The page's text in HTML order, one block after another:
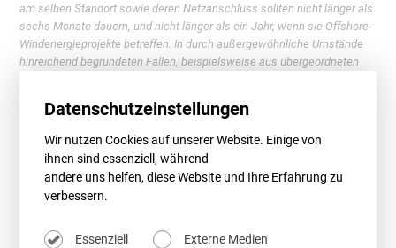
am selben Standort sowie deren Netzanschluss sollten nicht länger als
sechs Monate dauern, und nicht länger als ein Jahr, wenn sie Offshore-
Windenergieprojekte betreffen. In durch außergewöhnliche Umstände
hinreichend begründeten Fällen, beispielsweise aus übergeordneten
der Verhandlungen des Europäischen Rates mit dem Europäischen
Parlament tatsächlich zur Umsetzung gelangen.
Meldung vom 21.12.2022
Datenschutzeinstellungen
Wir nutzen Cookies auf unserer Website. Einige von
ihnen sind essenziell, während
andere uns helfen, diese Website und Ihre Erfahrung zu
verbessern.
Essenziell Externe Medien